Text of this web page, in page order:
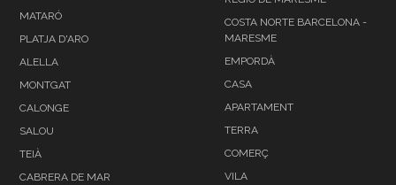
MATARÓ
PLATJA D'ARO
ALELLA
MONTGAT
CALONGE
SALOU
TEIÀ
CABRERA DE MAR
COSTA NORTE BARCELONA -
MARESME
EMPORDÀ
CASA
APARTAMENT
TERRA
COMERÇ
VILA